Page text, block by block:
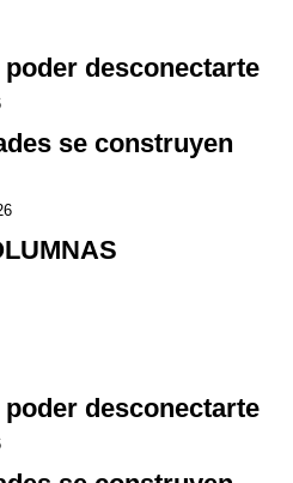
desconectarte
se construyen
desconectarte